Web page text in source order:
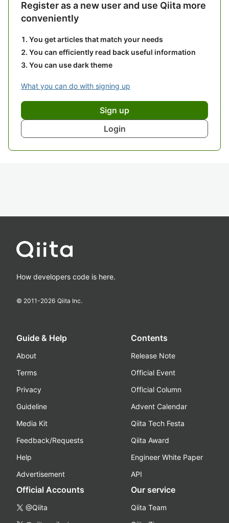
Register as a new user and use Qiita more
conveniently
You get articles that match your needs
You can efficiently read back useful information
You can use dark theme
What you can do with signing up
Sign up
Login
How developers code is here.
© 2011-2026 Qiita Inc.
Guide & Help
About
Terms
Privacy
Guideline
Media Kit
Feedback/Requests
Help
Advertisement
Contents
Release Note
Official Event
Official Column
Advent Calendar
Qiita Tech Festa
Qiita Award
Engineer White Paper
API
Official Accounts
@Qiita
Our service
Qiita Team